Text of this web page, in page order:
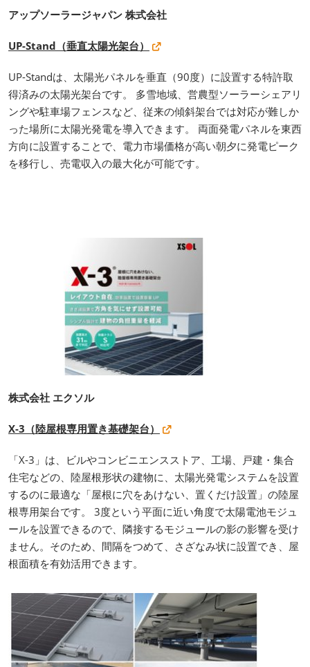
アップソーラージャパン 株式会社
UP-Stand（垂直太陽光架台）
UP-Standは、太陽光パネルを垂直（90度）に設置する特許取
得済みの太陽光架台です。 多雪地域、営農型ソーラーシェアリ
ングや駐車場フェンスなど、従来の傾斜架台では対応が難しか
った場所に太陽光発電を導入できます。 両面発電パネルを東西
方向に設置することで、電力市場価格が高い朝夕に発電ピーク
を移行し、売電収入の最大化が可能です。
株式会社 エクソル
X-3（陸屋根専用置き基礎架台）
「X-3」は、ビルやコンビニエンスストア、工場、戸建・集合
住宅などの、陸屋根形状の建物に、太陽光発電システムを設置
するのに最適な「屋根に穴をあけない、置くだけ設置」の陸屋
根専用架台です。 3度という平面に近い角度で太陽電池モジュ
ールを設置できるので、隣接するモジュールの影の影響を受け
ません。そのため、間隔をつめて、さざなみ状に設置でき、屋
根面積を有効活用できます。